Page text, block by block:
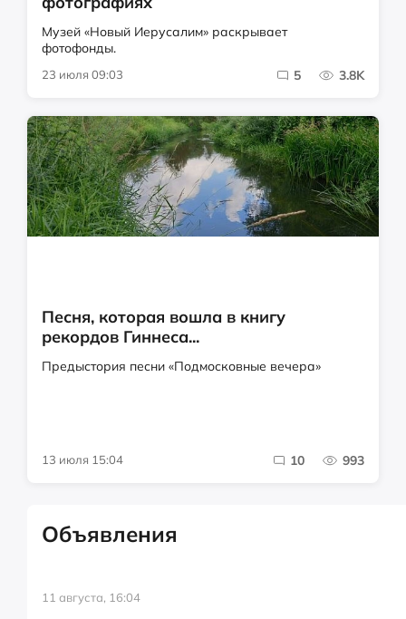
Музей «Новый Иерусалим» раскрывает
фотофонды.
23 июля 09:03 5 3.8K
Песня, которая вошла в книгу
рекордов Гиннеса...
Предыстория песни «Подмосковные вечера»
13 июля 15:04 10 993
Объявления
11 августа, 16:04